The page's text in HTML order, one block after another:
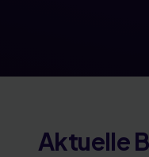
Aktuelle